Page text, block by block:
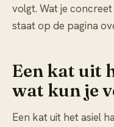
volgt. Wat je
staat op de pagina
Een kat uit
wat kun je
Een kat uit het asiel